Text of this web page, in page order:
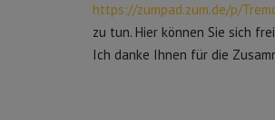
https://zumpad.zum.de/p/
zu tun. Hier können Sie sich
Ich danke Ihnen für die